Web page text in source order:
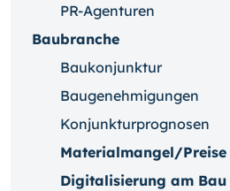
PR-Agenturen
Baubranche
Baukonjunktur
Baugenehmigungen
Konjunkturprognosen
Materialmangel/Preise
Digitalisierung am Bau